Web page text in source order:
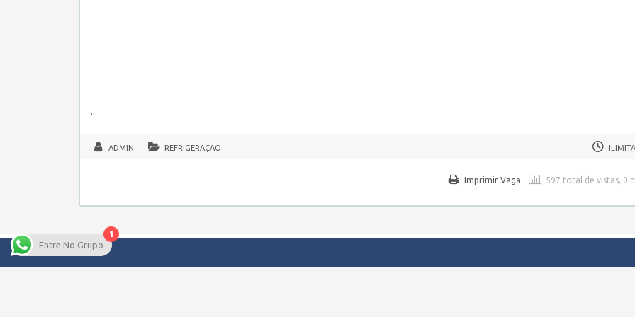
.
ADMIN REFRIGERAÇÃO
597 total de vistas, 0
Imprimir Vaga
1
Entre No Grupo